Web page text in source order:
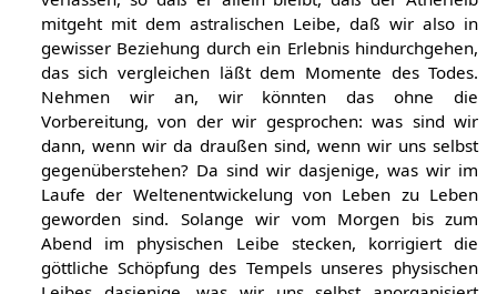
mitgeht mit dem astralischen Leibe, daß wir also in
gewisser Beziehung durch ein Erlebnis hindurchgehen,
das sich vergleichen läßt dem Momente des Todes.
Nehmen wir an, wir könnten das ohne die
Vorbereitung, von der wir gesprochen: was sind wir
dann, wenn wir da draußen sind, wenn wir uns selbst
gegenüberstehen? Da sind wir dasjenige, was wir im
Laufe der Weltenentwickelung von Leben zu Leben
geworden sind. Solange wir vom Morgen bis zum
Abend im physischen Leibe stecken, korrigiert die
göttliche Schöpfung des Tempels unseres physischen